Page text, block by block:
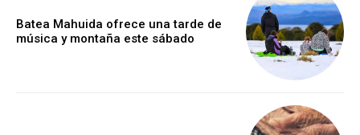
Batea Mahuida ofrece una tarde de
música y montaña este sábado